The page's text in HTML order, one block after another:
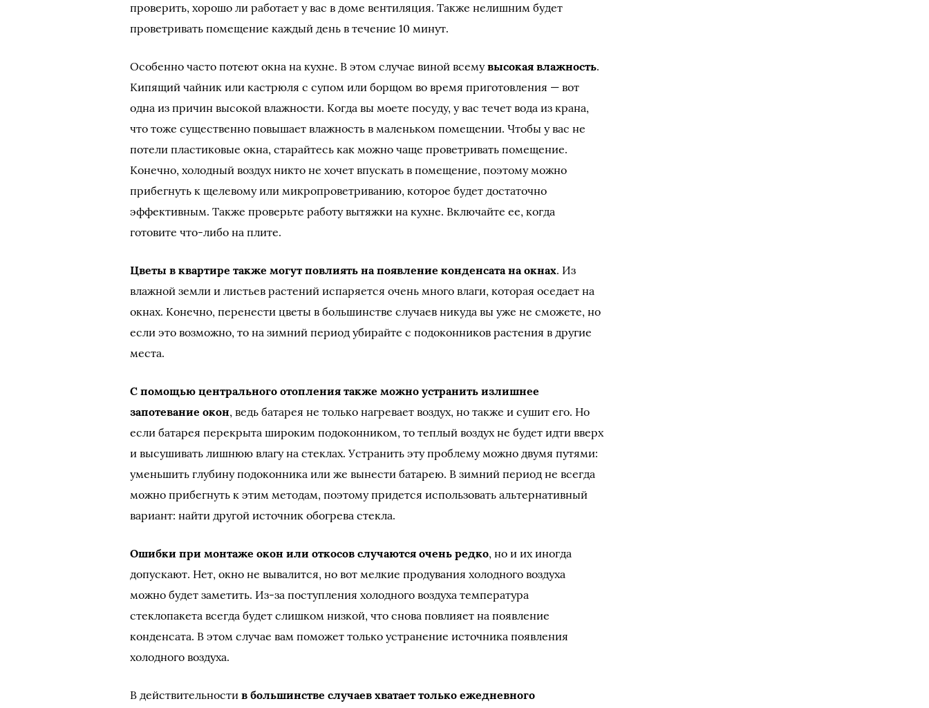
проверить, хорошо ли работает у вас в доме вентиляция. Также нелишним будет
проветривать помещение каждый день в течение 10 минут.
Особенно часто потеют окна на кухне. В этом случае виной всемувысокая влажность.
Кипящий чайник или кастрюля с супом или борщом во время приготовления — вот
одна из причин высокой влажности. Когда вы моете посуду, у вас течет вода из крана,
что тоже существенно повышает влажность в маленьком помещении. Чтобы у вас не
потели пластиковые окна, старайтесь как можно чаще проветривать помещение.
Конечно, холодный воздух никто не хочет впускать в помещение, поэтому можно
прибегнуть к щелевому или микропроветриванию, которое будет достаточно
эффективным. Также проверьте работу вытяжки на кухне. Включайте ее, когда
готовите что-либо на плите.
Цветы в квартире также могут повлиять на появление конденсата на окнах. Из
влажной земли и листьев растений испаряется очень много влаги, которая оседает на
окнах. Конечно, перенести цветы в большинстве случаев никуда вы уже не сможете, но
если это возможно, то на зимний период убирайте с подоконников растения в другие
места.
С помощью центрального отопления также можно устранить излишнее
запотевание окон, ведь батарея не только нагревает воздух, но также и сушит его. Но
если батарея перекрыта широким подоконником, то теплый воздух не будет идти вверх
и высушивать лишнюю влагу на стеклах. Устранить эту проблему можно двумя путями:
уменьшить глубину подоконника или же вынести батарею. В зимний период не всегда
можно прибегнуть к этим методам, поэтому придется использовать альтернативный
вариант: найти другой источник обогрева стекла.
Ошибки при монтаже окон или откосов случаются очень редко, но и их иногда
допускают. Нет, окно не вывалится, но вот мелкие продувания холодного воздуха
можно будет заметить. Из-за поступления холодного воздуха температура
стеклопакета всегда будет слишком низкой, что снова повлияет на появление
конденсата. В этом случае вам поможет только устранение источника появления
холодного воздуха.
В действительностив большинстве случаев хватает только ежедневного